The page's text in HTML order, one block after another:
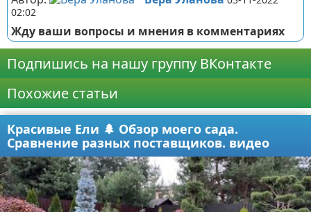
02:02
Жду ваши вопросы и мнения в комментариях
Подпишись на нашу группу ВКонтакте
Похожие статьи
Красивые Ели 🌲 Обзор моего сада.
Сравнение разных поставщиков. видео